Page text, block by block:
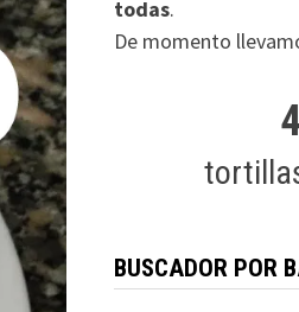
todas.
De momento
BUSCADOR POR